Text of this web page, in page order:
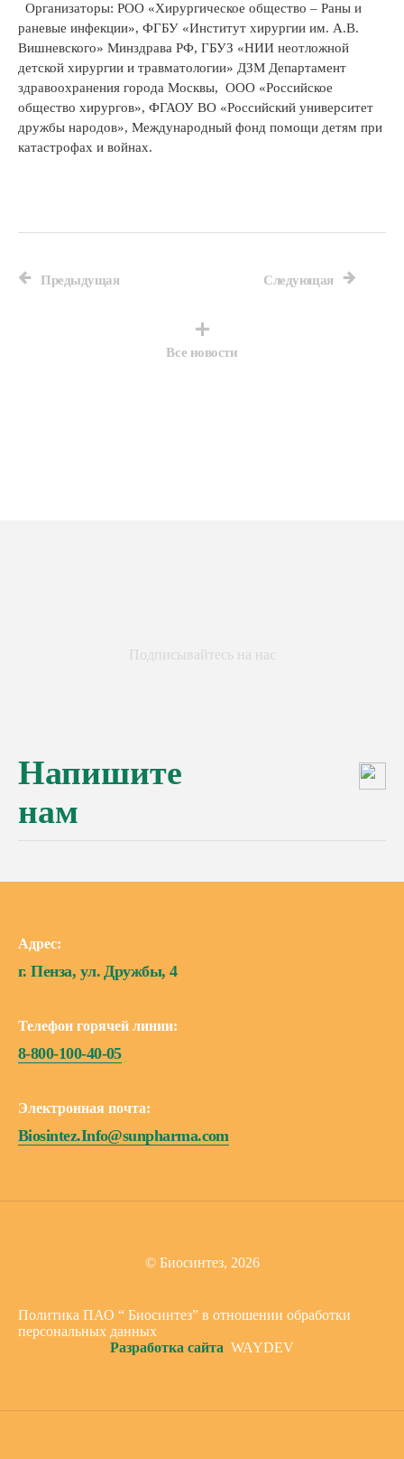
Организаторы: РОО «Хирургическое общество – Раны и
раневые инфекции», ФГБУ «Институт хирургии им. А.В.
Вишневского» Минздрава РФ, ГБУЗ «НИИ неотложной
детской хирургии и травматологии» ДЗМ Департамент
здравоохранения города Москвы, ООО «Российское
общество хирургов», ФГАОУ ВО «Российский университет
дружбы народов», Международный фонд помощи детям при
катастрофах и войнах.
Предыдущая
Все новости
Следующая
Подписывайтесь на нас
Напишите
нам
Адрес:
г. Пенза, ул. Дружбы, 4
Телефон горячей линии:
8-800-100-40-05
Электронная почта:
Biosintez.Info@sunpharma.com
© Биосинтез, 2026
Политика ПАО “ Биосинтез” в отношении обработки
персональных данных
Разработка сайта WAYDEV